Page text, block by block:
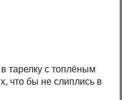
тарелку с топлёным
что бы не слиплись в